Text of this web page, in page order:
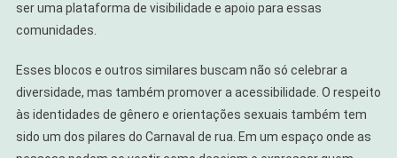
ser uma plataforma de visibilidade e apoio para essas
comunidades.
Esses blocos e outros similares buscam não só celebrar a
diversidade, mas também promover a acessibilidade. O respeito
às identidades de gênero e orientações sexuais também tem
sido um dos pilares do Carnaval de rua. Em um espaço onde as